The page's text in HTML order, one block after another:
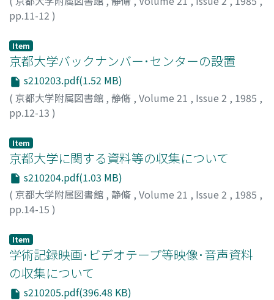
pp.11-12 )
Item
京都大学バックナンバー･センターの設置
s210203.pdf(1.52 MB)
( 京都大学附属図書館 , 静脩 , Volume 21 , Issue 2 , 1985 ,
pp.12-13 )
Item
京都大学に関する資料等の収集について
s210204.pdf(1.03 MB)
( 京都大学附属図書館 , 静脩 , Volume 21 , Issue 2 , 1985 ,
pp.14-15 )
Item
学術記録映画･ビデオテープ等映像･音声資料
の収集について
s210205.pdf(396.48 KB)